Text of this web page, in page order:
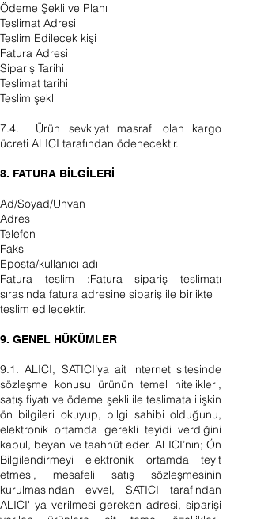
Ödeme Şekli ve Planı
Teslimat Adresi
Teslim Edilecek kişi
Fatura Adresi
Sipariş Tarihi
Teslimat tarihi
Teslim şekli
7.4. Ürün sevkiyat masrafı olan kargo
ücreti ALICI tarafından ödenecektir.
8. FATURA BİLGİLERİ
Ad/Soyad/Unvan
Adres
Telefon
Faks
Eposta/kullanıcı adı
Fatura teslim :Fatura sipariş teslimatı
sırasında fatura adresine sipariş ile birlikte
teslim edilecektir.
9. GENEL HÜKÜMLER
9.1. ALICI, SATICI’ya ait internet sitesinde
sözleşme konusu ürünün temel nitelikleri,
satış fiyatı ve ödeme şekli ile teslimata ilişkin
ön bilgileri okuyup, bilgi sahibi olduğunu,
elektronik ortamda gerekli teyidi verdiğini
kabul, beyan ve taahhüt eder. ALICI’nın; Ön
Bilgilendirmeyi elektronik ortamda teyit
etmesi, mesafeli satış sözleşmesinin
kurulmasından evvel, SATICI tarafından
ALICI' ya verilmesi gereken adresi, siparişi